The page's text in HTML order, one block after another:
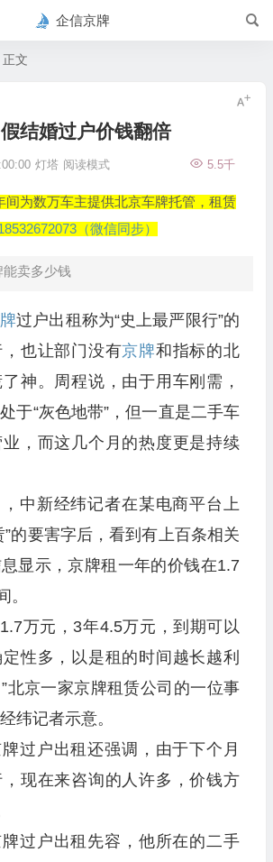
企信京牌
正文
结婚过户价钱翻倍
灯塔 5.5千
阅读模式
间为数万车主提供北京车牌托管，租赁
（微信同步）
能卖多少钱
过户出租称为“史上最严限行”的
也让部门没有京牌和指标的北
神。周程说，由于用车刚需，
于“灰色地带”，但一直是二手车
，而这几个月的热度更是持续
新经纬记者在某电商平台上
”的要害字后，看到有上百条相关
显示，京牌租一年的价钱在1.7
。
万元，3年4.5万元，到期可以
性多，以是租的时间越长越利
北京一家京牌租赁公司的一位事
纬记者示意。
户出租还强调，由于下个月
现在来咨询的人许多，价钱方
户出租先容，他所在的二手